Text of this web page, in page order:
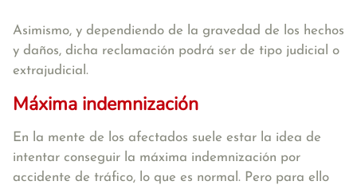
Asimismo, y dependiendo de la gravedad de los hechos
y daños, dicha reclamación podrá ser de tipo judicial o
extrajudicial.
Máxima indemnización
En la mente de los afectados suele estar la idea de
intentar conseguir la máxima indemnización por
accidente de tráfico, lo que es normal. Pero para ello